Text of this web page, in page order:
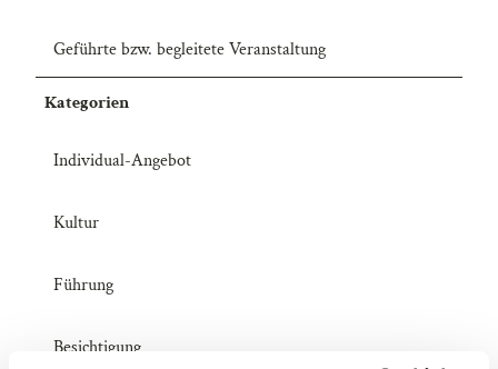
Geführte bzw. begleitete Veranstaltung
Kategorien
Individual-Angebot
Kultur
Führung
Besichtigung